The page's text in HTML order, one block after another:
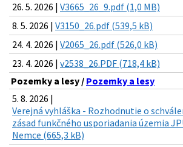
26. 5. 2026 | V3665_26_9.pdf (1,0 MB)
8. 5. 2026 | V3150_26.pdf (539,5 kB)
24. 4. 2026 | V2065_26.pdf (526,0 kB)
23. 4. 2026 | v2538_26.PDF (718,4 kB)
Pozemky a lesy / Pozemky a lesy
5. 8. 2026 |
Verejná vyhláška - Rozhodnutie o
zásad funkčného usporiadania územia
Nemce (665,3 kB)